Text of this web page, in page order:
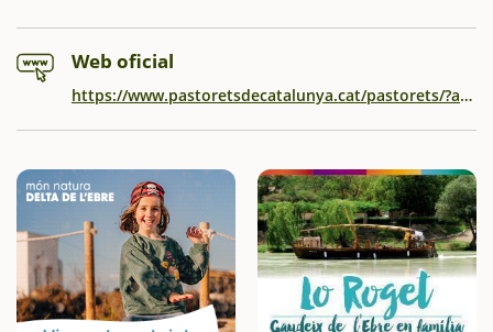
Web oficial
https://www.pastoretsdecatalunya.cat/pastorets/?activityId=2928c9f1-8396-48d2-a315-163173d33275